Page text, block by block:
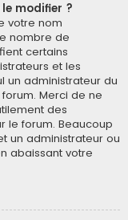
modifier ?
votre nom
nombre de
certains
et les
un administrateur du
Merci de ne
des
le forum. Beaucoup
un administrateur ou
abaissant votre